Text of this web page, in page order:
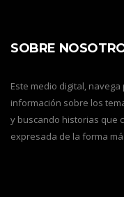
SOBRE
Este medio digital,
información sobre los
y buscando historias que
expresada de la forma